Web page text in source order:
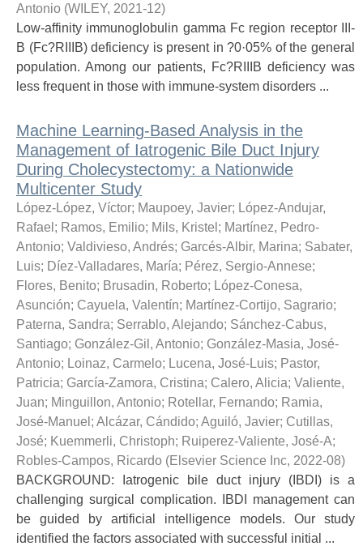
Antonio (WILEY, 2021-12)
Low-affinity immunoglobulin gamma Fc region receptor III-
B (Fc?RIIIB) deficiency is present in ?0·05% of the general
population. Among our patients, Fc?RIIIB deficiency was
less frequent in those with immune-system disorders ...
Machine Learning-Based Analysis in the
Management of Iatrogenic Bile Duct Injury
During Cholecystectomy: a Nationwide
Multicenter Study
López-López, Víctor; Maupoey, Javier; López-Andujar,
Rafael ; Ramos, Emilio; Mils, Kristel ; Martínez, Pedro-
Antonio; Valdivieso, Andrés; Garcés-Albir, Marina; Sabater,
Luis; Díez-Valladares, María; Pérez, Sergio-Annese;
Flores, Benito; Brusadin, Roberto; López-Conesa,
Asunción; Cayuela, Valentín; Martínez-Cortijo, Sagrario;
Paterna, Sandra; Serrablo, Alejando; Sánchez-Cabus,
Santiago; González-Gil, Antonio; González-Masia, José-
Antonio; Loinaz, Carmelo; Lucena, José-Luis; Pastor,
Patricia; García-Zamora, Cristina; Calero, Alicia; Valiente,
Juan; Minguillon, Antonio; Rotellar, Fernando; Ramia,
José-Manuel ; Alcázar, Cándido; Aguiló, Javier; Cutillas,
José; Kuemmerli, Christoph; Ruiperez-Valiente, José-A;
Robles-Campos, Ricardo (Elsevier Science Inc, 2022-08)
BACKGROUND: Iatrogenic bile duct injury (IBDI) is a
challenging surgical complication. IBDI management can
be guided by artificial intelligence models. Our study
identified the factors associated with successful initial ...